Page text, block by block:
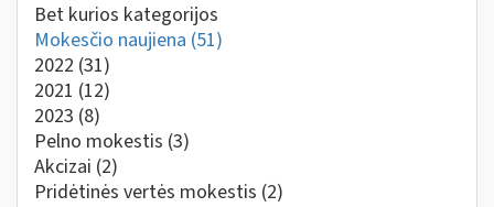
Bet kurios kategorijos
Mokesčio naujiena (51)
2022 (31)
2021 (12)
2023 (8)
Pelno mokestis (3)
Akcizai (2)
Pridėtinės vertės mokestis (2)